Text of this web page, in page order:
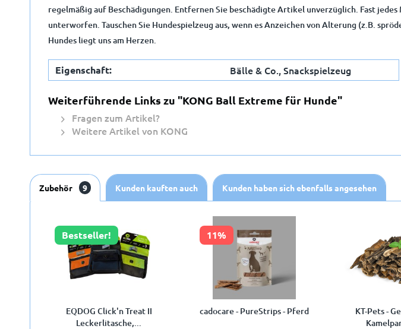
regelmäßig auf Beschädigungen. Entfernen Sie beschädigte Artikel unverzüglich. Fast
unterworfen. Tauschen Sie Hundespielzeug aus, wenn es Anzeichen von Alterung (z.B.
Hundes liegt uns am Herzen.
Eigenschaft: Bälle & Co., Snackspielzeug
Weiterführende Links zu "KONG Ball Extreme für Hunde"
Fragen zum Artikel?
Weitere Artikel von KONG
Zubehör 9 Kunden kauften auch Kunden haben sich ebenfalls angesehen
Bestseller!
EQDOG Click'n Treat II
Leckerlitasche,...
11%
cadocare - PureStrips - Pferd
KT-Pets -